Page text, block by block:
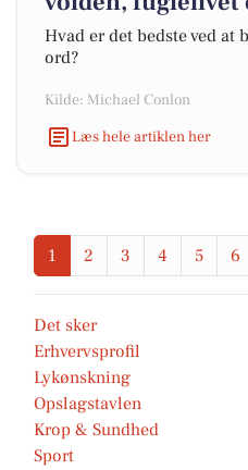
Hvad er det bedste ved at
ord?
Kilde: Michael Conlon
Læs hele artiklen her
1 2 3 4 5 6
Det sker
Erhvervsprofil
Lykønskning
Opslagstavlen
Krop & Sundhed
Sport